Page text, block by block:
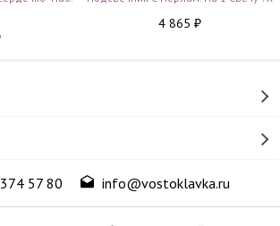
4 865 ₽
57 80 info@vostoklavka.ru